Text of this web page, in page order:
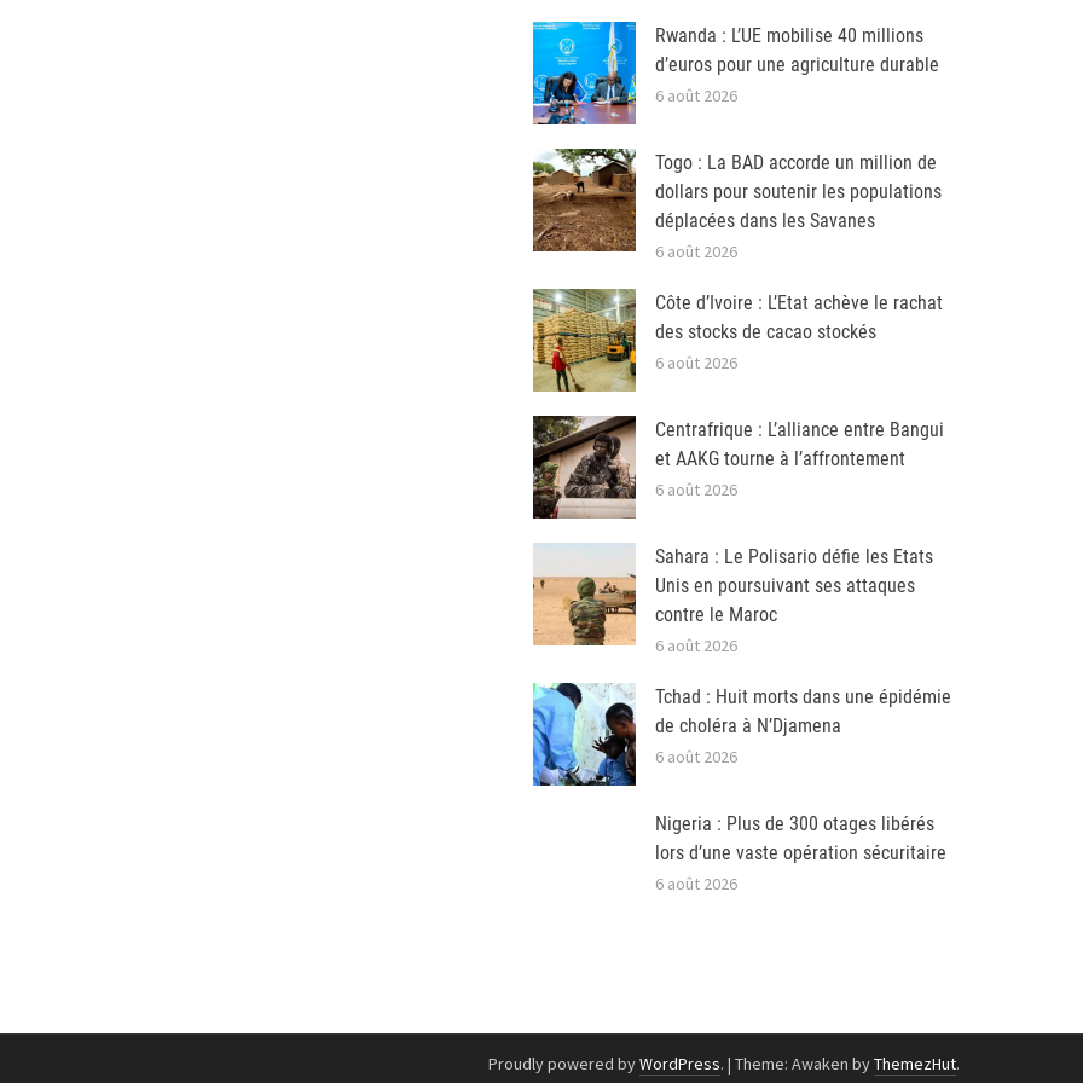
Rwanda : L’UE mobilise 40 millions
d’euros pour une agriculture durable
6 août 2026
Togo : La BAD accorde un million de
dollars pour soutenir les populations
déplacées dans les Savanes
6 août 2026
Côte d’Ivoire : L’Etat achève le rachat
des stocks de cacao stockés
6 août 2026
Centrafrique : L’alliance entre Bangui
et AAKG tourne à l’affrontement
6 août 2026
Sahara : Le Polisario défie les Etats
Unis en poursuivant ses attaques
contre le Maroc
6 août 2026
Tchad : Huit morts dans une épidémie
de choléra à N’Djamena
6 août 2026
Nigeria : Plus de 300 otages libérés
lors d’une vaste opération sécuritaire
6 août 2026
Proudly powered byWordPress. | Theme: Awaken byThemezHut.